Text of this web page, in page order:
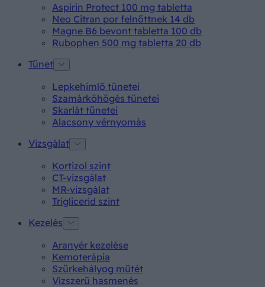
Aspirin Protect 100 mg tabletta
Neo Citran por felnőttnek 14 db
Magne B6 bevont tabletta 100 db
Rubophen 500 mg tabletta 20 db
Tünet
Lepkehimlő tünetei
Szamárköhögés tünetei
Skarlát tünetei
Alacsony vérnyomás
Vizsgálat
Kortizol szint
CT-vizsgálat
MR-vizsgálat
Triglicerid szint
Kezelés
Aranyér kezelése
Kemoterápia
Szürkehályog műtét
Vízszerű hasmenés